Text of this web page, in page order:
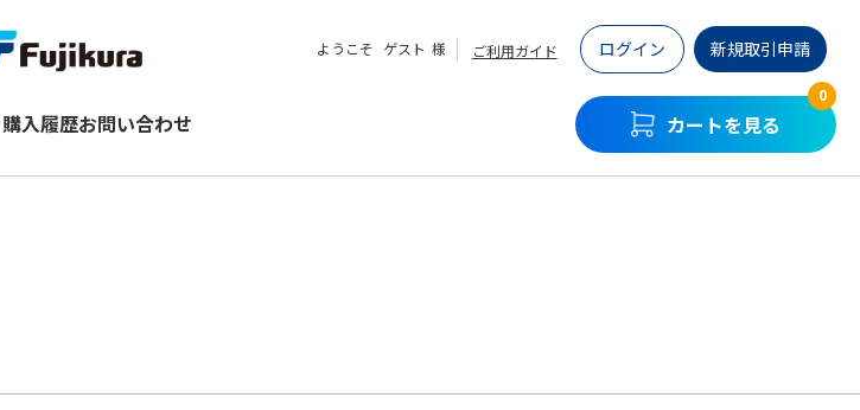
ようこそ ゲスト 様 ご利用ガイド ログイン 新規取引申請
購入履歴お問い合わせ カートを見る
0